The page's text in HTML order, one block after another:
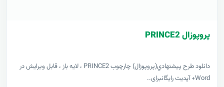
پروپوزال PRINCE2
دانلود طرح پيشنهادي(پروپوزال) چارچوب PRINCE2 ، لایه باز ، قابل ویرایش در
Word+ آپدیت رایگانبرای..